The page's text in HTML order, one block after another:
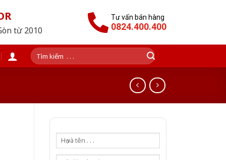
từ 2010
Tư vấn bán hàng
0824.400.400
Tìm
kiếm: